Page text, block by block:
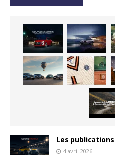
Les
4 avril 2026